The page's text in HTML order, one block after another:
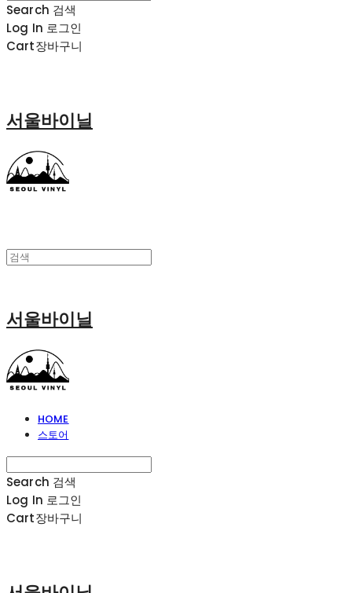
Search 검색
Log In 로그인
Cart장바구니
서울바이닐
서울바이닐
HOME
스토어
Search 검색
Log In 로그인
Cart장바구니